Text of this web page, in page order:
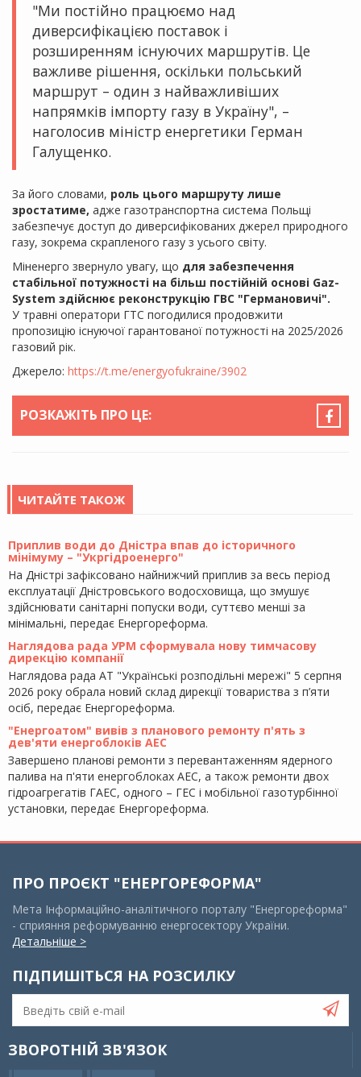
"Ми постійно працюємо над
диверсифікацією поставок і
розширенням існуючих маршрутів. Це
важливе рішення, оскільки польський
маршрут – один з найважливіших
напрямків імпорту газу в Україну", –
наголосив міністр енергетики Герман
Галущенко.
За його словами, роль цього маршруту лише
зростатиме, адже газотранспортна система Польщі
забезпечує доступ до диверсифікованих джерел природного
газу, зокрема скрапленого газу з усього світу.
Міненерго звернуло увагу, що для забезпечення
стабільної потужності на більш постійній основі Gaz-
System здійснює реконструкцію ГВС "Германовичі".
У травні оператори ГТС погодилися продовжити
пропозицію існуючої гарантованої потужності на 2025/2026
газовий рік.
Джерело: https://t.me/energyofukraine/3902
РОЗКАЖІТЬ ПРО ЦЕ:
ЧИТАЙТЕ ТАКОЖ
Приплив води до Дністра впав до історичного
мінімуму – "Укргідроенерго"
На Дністрі зафіксовано найнижчий приплив за весь період
експлуатації Дністровського водосховища, що змушує
здійснювати санітарні попуски води, суттєво менші за
мінімальні, передає Енергореформа.
Наглядова рада УРМ сформувала нову тимчасову
дирекцію компанії
Наглядова рада АТ "Українські розподільні мережі" 5 серпня
2026 року обрала новий склад дирекції товариства з п’яти
осіб, передає Енергореформа.
"Енергоатом" вивів з планового ремонту п'ять з
дев'яти енергоблоків АЕС
Завершено планові ремонти з перевантаженням ядерного
палива на п'яти енергоблоках АЕС, а також ремонти двох
гідроагрегатів ГАЕС, одного – ГЕС і мобільної газотурбінної
установки, передає Енергореформа.
ПРО ПРОЄКТ "ЕНЕРГОРЕФОРМА"
Мета Інформаційно-аналітичного порталу "Енергореформа"
- сприяння реформуванню енергосектору України.
Детальніше >
ПІДПИШІТЬСЯ НА РОЗСИЛКУ
ЗВОРОТНІЙ ЗВ'ЯЗОК